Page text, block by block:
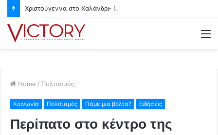
Home / Πολιτισμός
Κοινωνία Πολιτισμός Πάμε μια βόλτα? Ειδήσεις
Περίπατο στο κέντρο της